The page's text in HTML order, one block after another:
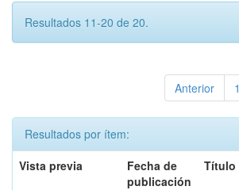
Resultados 11-20 de 20.
Anterior 1
Resultados por ítem:
Vista previa
Fecha de
publicación
Título